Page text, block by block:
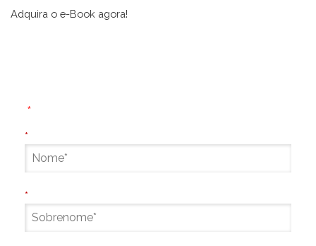
Adquira o e-Book agora!
*
*
*